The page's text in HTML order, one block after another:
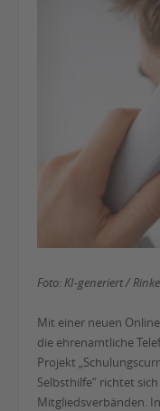
Foto: KI-generiert / Rinke
Mit einer neuen
die ehrenamtliche
Projekt
Selbsthilfe“ richtet
Mitgliedsverbänden.